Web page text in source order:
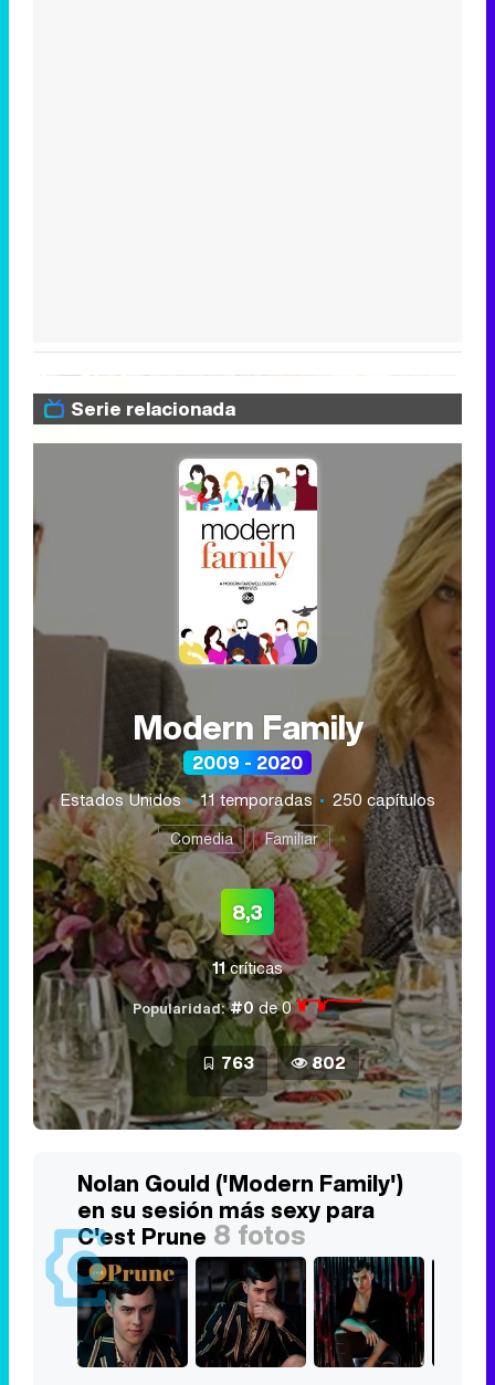
Serie relacionada
Modern Family
2009 - 2020
Estados Unidos 11 temporadas 250 capítulos
Comedia Familiar
8,3
11críticas
Popularidad: #0de 0
763 802
Nolan Gould ('Modern Family')
en su sesión más sexy para
C'est Prune 8 fotos